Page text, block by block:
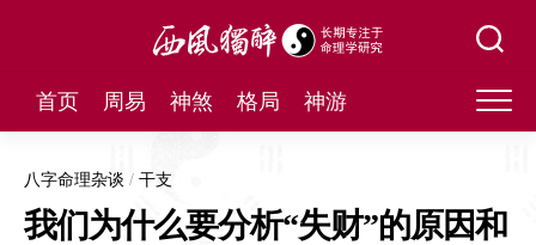
首页 周易 神煞 格局 神游
八字命理杂谈 / 干支
我们为什么要分析“失财”的原因和